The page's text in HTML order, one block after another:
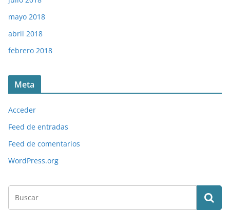
mayo 2018
abril 2018
febrero 2018
Meta
Acceder
Feed de entradas
Feed de comentarios
WordPress.org